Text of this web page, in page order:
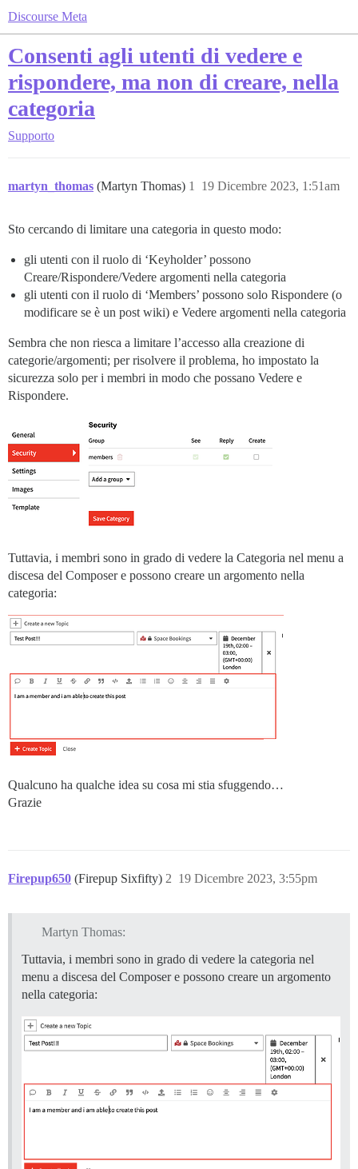
Discourse Meta
Consenti agli utenti di vedere e
rispondere, ma non di creare, nella
categoria
Supporto
martyn_thomas (Martyn Thomas) 19 Dicembre 2023, 1:51am
1
Sto cercando di limitare una categoria in questo modo:
gli utenti con il ruolo di ‘Keyholder’ possono
Creare/Rispondere/Vedere argomenti nella categoria
gli utenti con il ruolo di ‘Members’ possono solo Rispondere (o
modificare se è un post wiki) e Vedere argomenti nella categoria
Sembra che non riesca a limitare l’accesso alla creazione di
categorie/argomenti; per risolvere il problema, ho impostato la
sicurezza solo per i membri in modo che possano Vedere e
Rispondere.
Tuttavia, i membri sono in grado di vedere la Categoria nel menu a
discesa del Composer e possono creare un argomento nella
categoria:
Qualcuno ha qualche idea su cosa mi stia sfuggendo…
Grazie
Firepup650 (Firepup Sixfifty) 19 Dicembre 2023, 3:55pm
2
Martyn Thomas:
Tuttavia, i membri sono in grado di vedere la categoria nel
menu a discesa del Composer e possono creare un argomento
nella categoria: